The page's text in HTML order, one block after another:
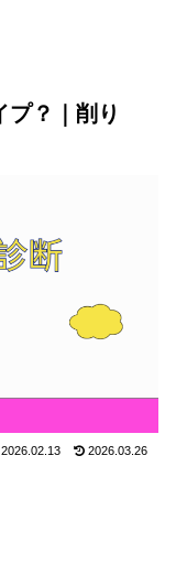
プ？｜削り
2026.02.13 2026.03.26